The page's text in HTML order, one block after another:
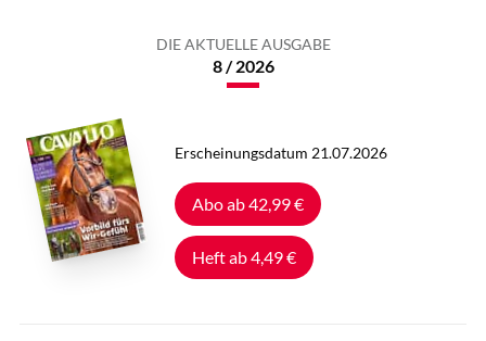
DIE AKTUELLE AUSGABE
8 / 2026
Erscheinungsdatum 21.07.2026
Abo ab 42,99 €
Heft ab 4,49 €